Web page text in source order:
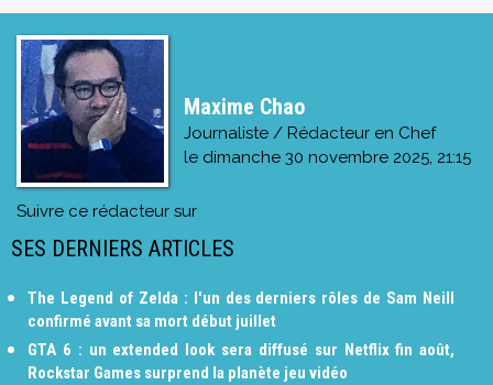
Maxime Chao
Journaliste / Rédacteur en Chef
le dimanche 30 novembre 2025, 21:15
Suivre ce rédacteur sur
SES DERNIERS ARTICLES
The Legend of Zelda : l'un des derniers rôles de Sam Neill
confirmé avant sa mort début juillet
GTA 6 : un extended look sera diffusé sur Netflix fin août,
Rockstar Games surprend la planète jeu vidéo